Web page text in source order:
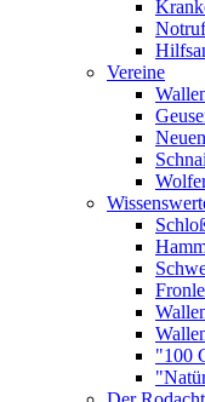
Vereine
"100